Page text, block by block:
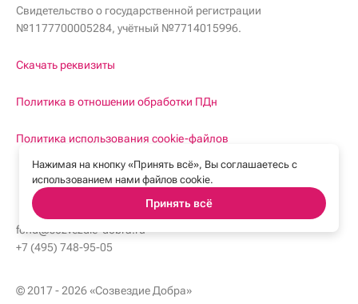
fond@sozvezdie-dobra.ru
+7 (495) 748-95-05
Свидетельство о государственной регистрации
№1177700005284, учётный №7714015996.
Скачать реквизиты
Политика в отношении обработки ПДн
Политика использования cookie-файлов
fond@sozvezdie-dobra.ru
+7 (495) 748-95-05
© 2017 - 2026 «Созвездие Добра»
Нажимая на кнопку «Принять всё», Вы соглашаетесь с
использованием нами файлов cookie.
Принять всё